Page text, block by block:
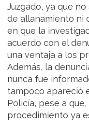
Juzgado, ya que
de allanamiento ni
en que la
acuerdo con el
una ventaja a los
Además, la
nunca fue
tampoco apareció
Policía, pese a
procedimiento ya